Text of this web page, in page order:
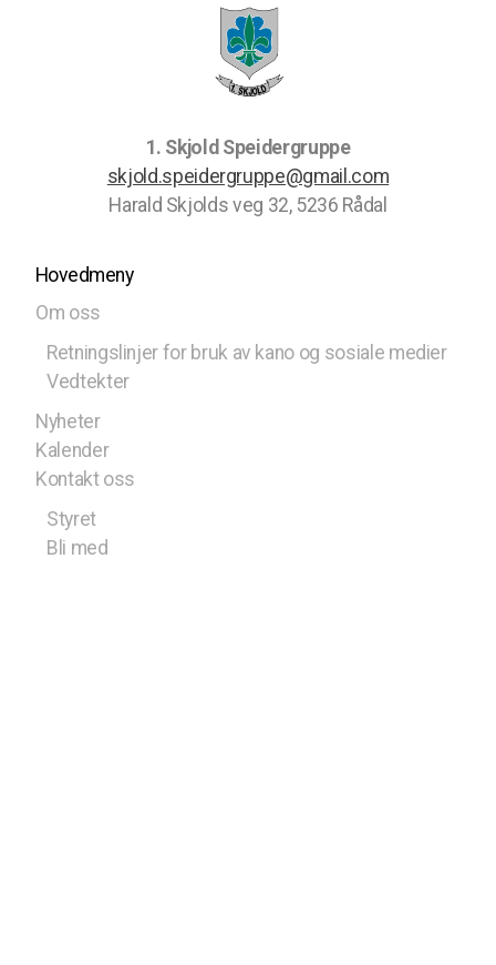
1. Skjold Speidergruppe
skjold.speidergruppe@gmail.com
Harald Skjolds veg 32, 5236 Rådal
Hovedmeny
Om oss
Retningslinjer for bruk av kano og sosiale medier
Vedtekter
Nyheter
Kalender
Kontakt oss
Styret
Bli med